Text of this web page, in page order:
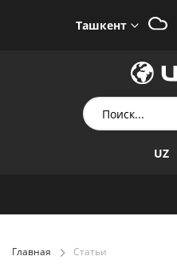
Ташкент
UZ
Главная Статьи